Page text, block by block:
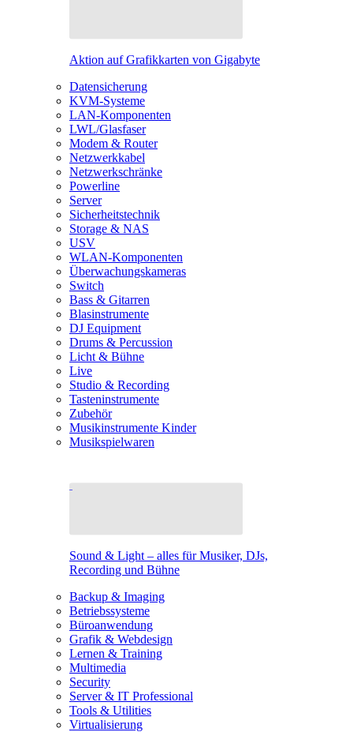
Aktion auf Grafikkarten von Gigabyte
Datensicherung
KVM-Systeme
LAN-Komponenten
LWL/Glasfaser
Modem & Router
Netzwerkkabel
Netzwerkschränke
Powerline
Server
Sicherheitstechnik
Storage & NAS
USV
WLAN-Komponenten
Überwachungskameras
Switch
Bass & Gitarren
Blasinstrumente
DJ Equipment
Drums & Percussion
Licht & Bühne
Live
Studio & Recording
Tasteninstrumente
Zubehör
Musikinstrumente Kinder
Musikspielwaren
Sound & Light – alles für Musiker, DJs,
Recording und Bühne
Backup & Imaging
Betriebssysteme
Büroanwendung
Grafik & Webdesign
Lernen & Training
Multimedia
Security
Server & IT Professional
Tools & Utilities
Virtualisierung